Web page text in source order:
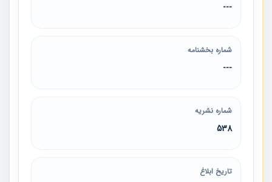
---
شماره بخشنامه
---
شماره نشریه
538
تاریخ ابلاغ